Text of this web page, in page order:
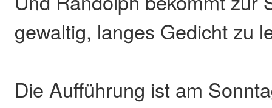
gewaltig, langes Gedicht zu
Die Aufführung ist am